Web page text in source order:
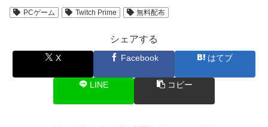
PCゲーム Twitch Prime 無料配布
シェアする
X Facebook はてブ
LINE コピー